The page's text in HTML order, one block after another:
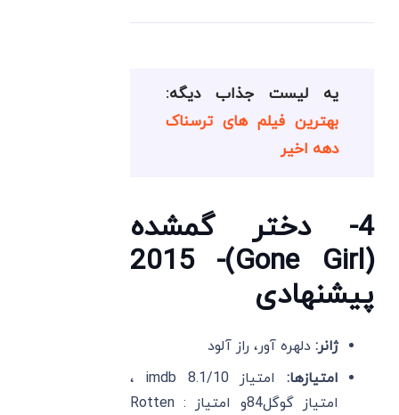
یه لیست جذاب دیگه:
بهترین فیلم های ترسناک
دهه اخیر
4- دختر گمشده
(Gone Girl)- 2015
پیشنهادی
ژانر: دلهره آور، راز آلود
امتیازها:
امتیاز imdb 8.1/10 ،
امتیاز گوگل84و امتیاز : Rotten